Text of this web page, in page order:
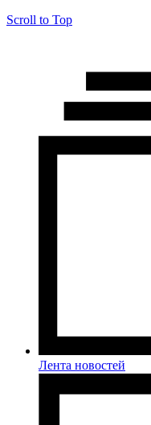
Scroll to Top
Лента новостей